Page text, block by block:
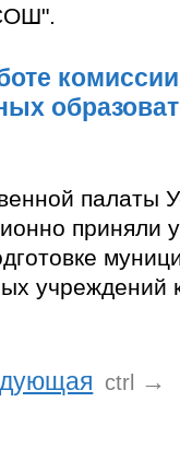
палаты
приняли
учреждений
ctrl
→